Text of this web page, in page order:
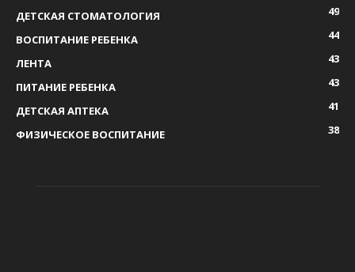
ДЕТСКАЯ СТОМАТОЛОГИЯ
49
ВОСПИТАНИЕ РЕБЕНКА
44
ЛЕНТА
43
ПИТАНИЕ РЕБЕНКА
43
ДЕТСКАЯ АПТЕКА
41
ФИЗИЧЕСКОЕ ВОСПИТАНИЕ
38